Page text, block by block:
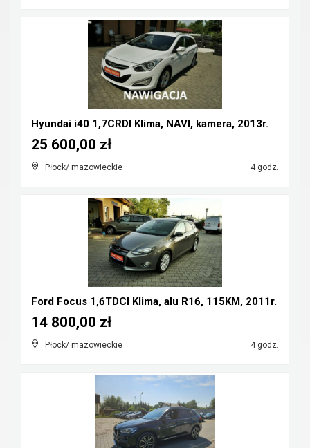
Hyundai i40 1,7CRDI Klima, NAVI, kamera, 2013r.
Płock/ mazowieckie 4 godz.
25 600,00 zł
Ford Focus 1,6TDCI Klima, alu R16, 115KM, 2011r.
Płock/ mazowieckie 4 godz.
14 800,00 zł